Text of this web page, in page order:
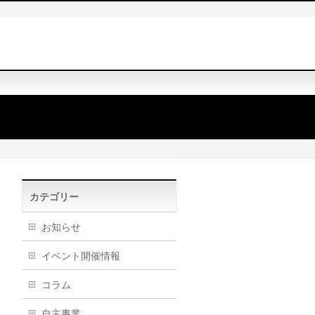
カテゴリー
お知らせ
イベント開催情報
コラム